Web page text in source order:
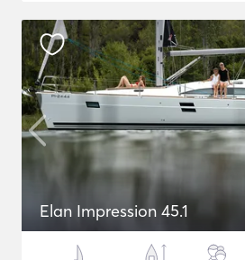
Elan Impression 45.1